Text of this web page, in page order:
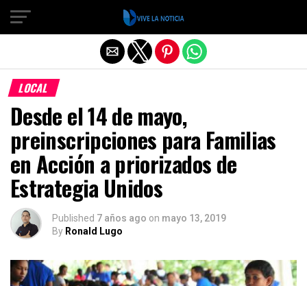
LOCAL
Desde el 14 de mayo,
preinscripciones para Familias
en Acción a priorizados de
Estrategia Unidos
Published 7 años ago on mayo 13, 2019
By Ronald Lugo
Salir de la versión móvil